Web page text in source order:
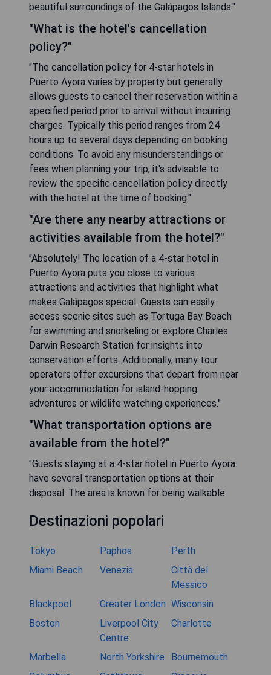
beautiful surroundings of the Galápagos Islands."
"What is the hotel's cancellation
policy?"
"The cancellation policy for 4-star hotels in
Puerto Ayora varies by property but generally
allows guests to cancel their reservation within a
specified period prior to arrival without incurring
charges. Typically this period ranges from 24
hours up to several days depending on booking
conditions. To avoid any misunderstandings or
fees when planning your trip, it's advisable to
review the specific cancellation policy directly
with the hotel at the time of booking."
"Are there any nearby attractions or
activities available from the hotel?"
"Absolutely! The location of a 4-star hotel in
Puerto Ayora puts you close to various
attractions and activities that highlight what
makes Galápagos special. Guests can easily
access scenic sites such as Tortuga Bay Beach
for swimming and snorkeling or explore Charles
Darwin Research Station for insights into
conservation efforts. Additionally, many tour
operators offer excursions that depart from near
your accommodation for island-hopping
adventures or wildlife watching experiences."
"What transportation options are
available from the hotel?"
"Guests staying at a 4-star hotel in Puerto Ayora
have several transportation options at their
disposal. The area is known for being walkable
Destinazioni popolari
Tokyo Paphos
Perth
Miami Beach
Venezia
Città del
Messico
Blackpool
Greater London Wisconsin
Boston
Liverpool City
Centre
Charlotte
Marbella North Yorkshire
Bournemouth